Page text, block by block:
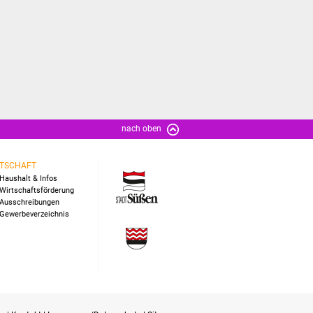
nach oben
Haushalt & Infos
Wirtschaftsförderung
Ausschreibungen
Gewerbeverzeichnis